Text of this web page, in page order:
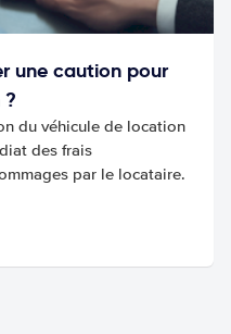
une caution pour
du véhicule de location
des frais
par le locataire.